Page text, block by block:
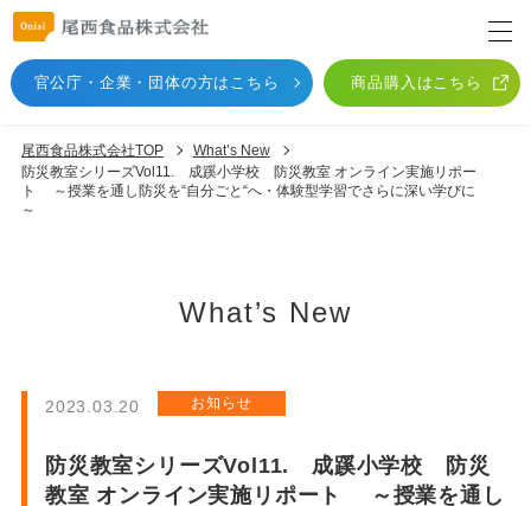
官公庁・企業・団体の方はこちら 商品購入はこちら
尾西食品株式会社TOP
What’s New
防災教室シリーズVol11. 成蹊小学校 防災教室 オンライン実施リポー
ト ～授業を通し防災を“自分ごと“へ・体験型学習でさらに深い学びに
～
What’s New
2023.03.20 お知らせ
防災教室シリーズVol11. 成蹊小学校 防災
教室 オンライン実施リポート ～授業を通し